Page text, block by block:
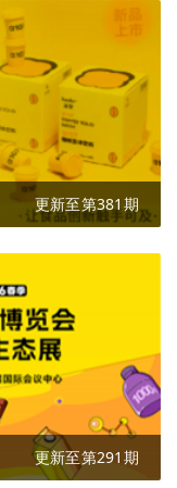
更新至第381期
更新至第291期